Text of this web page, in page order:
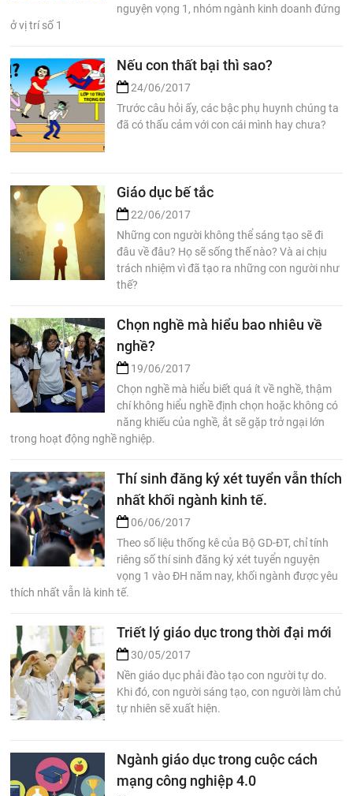
nguyện vọng 1, nhóm ngành kinh doanh đứng
ở vị trí số 1
Nếu con thất bại thì sao?
24/06/2017
Trước câu hỏi ấy, các bậc phụ huynh chúng ta
đã có thấu cảm với con cái mình hay chưa?
Giáo dục bế tắc
22/06/2017
Những con người không thể sáng tạo sẽ đi
đâu về đâu? Họ sẽ sống thế nào? Và ai chịu
trách nhiệm vì đã tạo ra những con người như
thế?
Chọn nghề mà hiểu bao nhiêu về
nghề?
19/06/2017
Chọn nghề mà hiểu biết quá ít về nghề, thậm
chí không hiểu nghề định chọn hoặc không có
năng khiếu của nghề, ắt sẽ gặp trở ngại lớn
trong hoạt động nghề nghiệp.
Thí sinh đăng ký xét tuyển vẫn thích
nhất khối ngành kinh tế.
06/06/2017
Theo số liệu thống kê của Bộ GD-ĐT, chỉ tính
riêng số thí sinh đăng ký xét tuyển nguyện
vọng 1 vào ĐH năm nay, khối ngành được yêu
thích nhất vẫn là kinh tế.
Triết lý giáo dục trong thời đại mới
30/05/2017
Nền giáo dục phải đào tạo con người tự do.
Khi đó, con người sáng tạo, con người làm chủ
tự nhiên sẽ xuất hiện.
Ngành giáo dục trong cuộc cách
mạng công nghiệp 4.0